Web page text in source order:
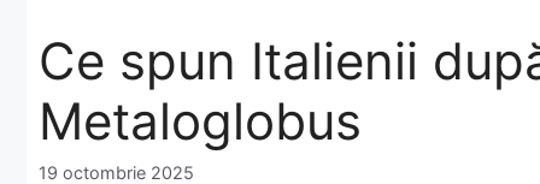
Ce spun Italienii
Metaloglobus
19 octombrie 2025